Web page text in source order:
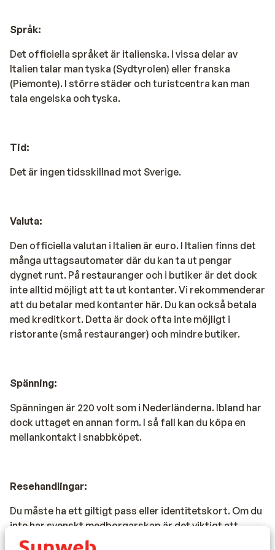
stranddagar med fysisk aktivitet och upplev den
mångsidiga skönheten Sicilien har att erbjuda.
Restauranger i Terrasini
I Terrasini finns ett bra utbud av restauranger,
trattorior, caféer och barer, maten är tillagad av
Språk:
Det officiella språket är italienska. I vissa delar av
Italien talar man tyska (Sydtyrolen) eller franska
(Piemonte). I större städer och turistcentra kan man
tala engelska och tyska.
Tid:
Det är ingen tidsskillnad mot Sverige.
Valuta:
Den officiella valutan i Italien är euro. I Italien finns det
många uttagsautomater där du kan ta ut pengar
dygnet runt. På restauranger och i butiker är det dock
inte alltid möjligt att ta ut kontanter. Vi rekommenderar
att du betalar med kontanter här. Du kan också betala
med kreditkort. Detta är dock ofta inte möjligt i
ristorante (små restauranger) och mindre butiker.
Spänning:
Spänningen är 220 volt som i Nederländerna. Ibland har
dock uttaget en annan form. I så fall kan du köpa en
mellankontakt i snabbköpet.
Resehandlingar:
Du måste ha ett giltigt pass eller identitetskort. Om du
inte har svenskt medborgarskap är det viktigt att
kontrollera om andra regler gäller. Kontrollera med